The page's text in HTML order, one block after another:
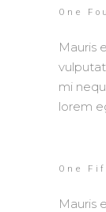
One
Mauris
mi
lorem
One
Mauris